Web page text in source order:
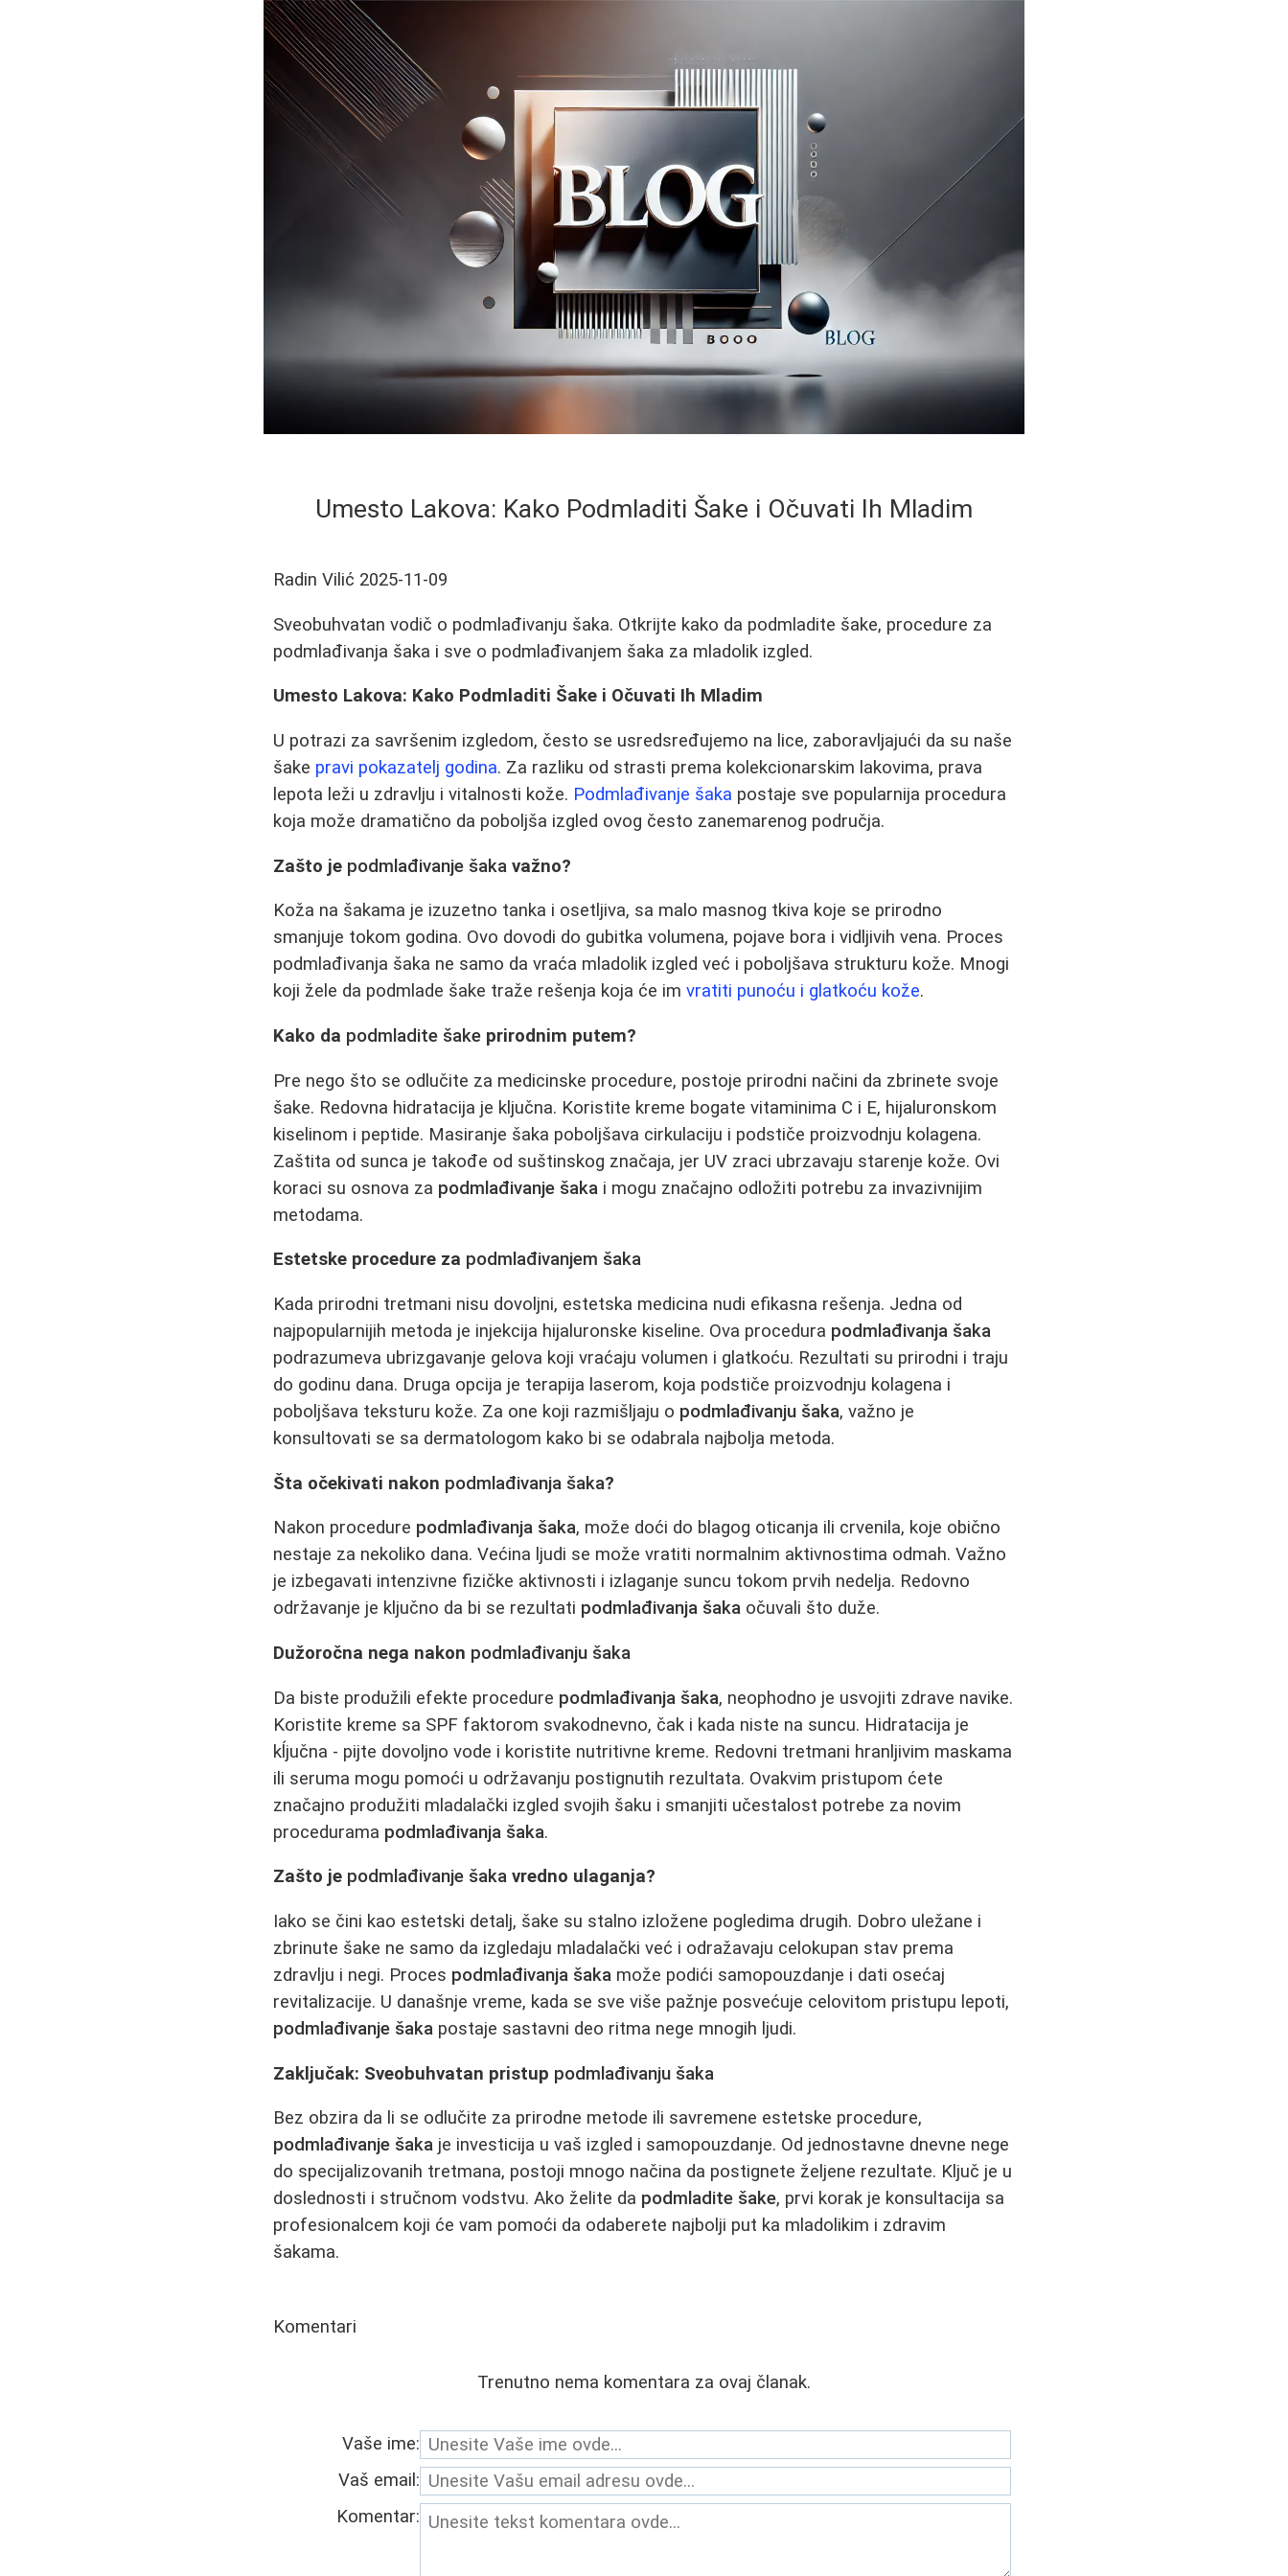
Umesto Lakova: Kako Podmladiti Šake i Očuvati Ih Mladim
Radin Vilić 2025-11-09
Sveobuhvatan vodič o podmlađivanju šaka. Otkrijte kako da podmladite šake, procedure za
podmlađivanja šaka i sve o podmlađivanjem šaka za mladolik izgled.
Umesto Lakova: Kako Podmladiti Šake i Očuvati Ih Mladim
U potrazi za savršenim izgledom, često se usredsređujemo na lice, zaboravljajući da su naše
šake pravi pokazatelj godina. Za razliku od strasti prema kolekcionarskim lakovima, prava
lepota leži u zdravlju i vitalnosti kože. Podmlađivanje šaka postaje sve popularnija procedura
koja može dramatično da poboljša izgled ovog često zanemarenog područja.
Zašto je podmlađivanje šaka važno?
Koža na šakama je izuzetno tanka i osetljiva, sa malo masnog tkiva koje se prirodno
smanjuje tokom godina. Ovo dovodi do gubitka volumena, pojave bora i vidljivih vena. Proces
podmlađivanja šaka ne samo da vraća mladolik izgled već i poboljšava strukturu kože. Mnogi
koji žele da podmlade šake traže rešenja koja će imvratiti punoću i glatkoću kože.
Kako da podmladite šake prirodnim putem?
Pre nego što se odlučite za medicinske procedure, postoje prirodni načini da zbrinete svoje
šake. Redovna hidratacija je ključna. Koristite kreme bogate vitaminima C i E, hijaluronskom
kiselinom i peptide. Masiranje šaka poboljšava cirkulaciju i podstiče proizvodnju kolagena.
Zaštita od sunca je takođe od suštinskog značaja, jer UV zraci ubrzavaju starenje kože. Ovi
koraci su osnova za podmlađivanje šaka i mogu značajno odložiti potrebu za invazivnijim
metodama.
Estetske procedure za podmlađivanjem šaka
Kada prirodni tretmani nisu dovoljni, estetska medicina nudi efikasna rešenja. Jedna od
najpopularnijih metoda je injekcija hijaluronske kiseline. Ova procedura podmlađivanja šaka
podrazumeva ubrizgavanje gelova koji vraćaju volumen i glatkoću. Rezultati su prirodni i traju
do godinu dana. Druga opcija je terapija laserom, koja podstiče proizvodnju kolagena i
poboljšava teksturu kože. Za one koji razmišljaju o podmlađivanju šaka, važno je
konsultovati se sa dermatologom kako bi se odabrala najbolja metoda.
Šta očekivati nakon podmlađivanja šaka?
Nakon procedure podmlađivanja šaka, može doći do blagog oticanja ili crvenila, koje obično
nestaje za nekoliko dana. Većina ljudi se može vratiti normalnim aktivnostima odmah. Važno
je izbegavati intenzivne fizičke aktivnosti i izlaganje suncu tokom prvih nedelja. Redovno
održavanje je ključno da bi se rezultati podmlađivanja šaka očuvali što duže.
Dužoročna nega nakon podmlađivanju šaka
Da biste produžili efekte procedure podmlađivanja šaka, neophodno je usvojiti zdrave navike.
Koristite kreme sa SPF faktorom svakodnevno, čak i kada niste na suncu. Hidratacija je
kĺjučna - pijte dovoljno vode i koristite nutritivne kreme. Redovni tretmani hranljivim maskama
ili seruma mogu pomoći u održavanju postignutih rezultata. Ovakvim pristupom ćete
značajno produžiti mladalački izgled svojih šaku i smanjiti učestalost potrebe za novim
procedurama podmlađivanja šaka.
Zašto je podmlađivanje šaka vredno ulaganja?
Iako se čini kao estetski detalj, šake su stalno izložene pogledima drugih. Dobro uležane i
zbrinute šake ne samo da izgledaju mladalački već i odražavaju celokupan stav prema
zdravlju i negi. Proces podmlađivanja šaka može podići samopouzdanje i dati osećaj
revitalizacije. U današnje vreme, kada se sve više pažnje posvećuje celovitom pristupu lepoti,
podmlađivanje šaka postaje sastavni deo ritma nege mnogih ljudi.
Zaključak: Sveobuhvatan pristup podmlađivanju šaka
Bez obzira da li se odlučite za prirodne metode ili savremene estetske procedure,
podmlađivanje šaka je investicija u vaš izgled i samopouzdanje. Od jednostavne dnevne nege
do specijalizovanih tretmana, postoji mnogo načina da postignete željene rezultate. Ključ je u
doslednosti i stručnom vodstvu. Ako želite da podmladite šake, prvi korak je konsultacija sa
profesionalcem koji će vam pomoći da odaberete najbolji put ka mladolikim i zdravim
šakama.
Komentari
Trenutno nema komentara za ovaj članak.
Vaše ime:
Vaš email:
Komentar: